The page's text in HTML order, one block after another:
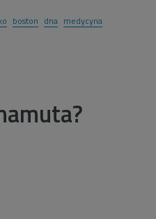
boston dna medycyna